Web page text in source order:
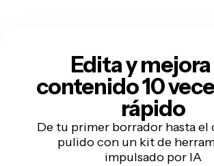
Edita y
contenido 10
rápido
De tu primer borrador hasta el
pulido con un kit de
impulsado por IA